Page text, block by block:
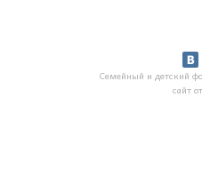
Семейный и детский
сайт